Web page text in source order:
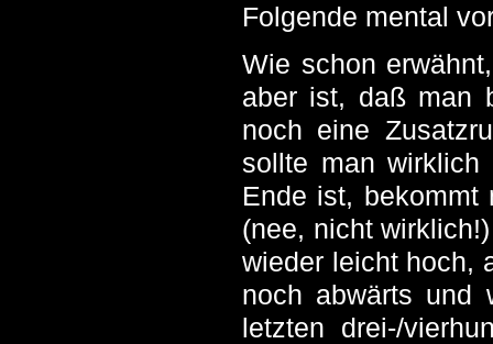
Folgende mental
Wie schon
aber ist, daß man
noch eine
sollte man
Ende ist, bekommt
(nee, nicht
wieder leicht hoch,
noch abwärts und
letzten drei-/